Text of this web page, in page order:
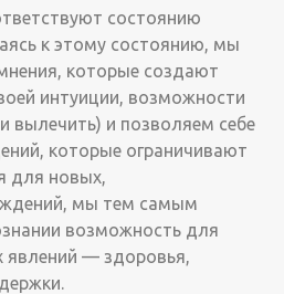
состоянию
к этому состоянию, мы
которые создают
интуиции, возможности
вылечить) и позволяем себе
которые ограничивают
для новых,
мы тем самым
возможность для
явлений — здоровья,